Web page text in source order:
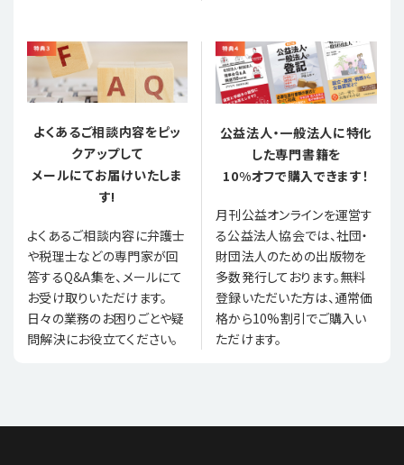
よくあるご相談内容をピッ
クアップして
メールにてお届けいたしま
す!
よくあるご相談内容に弁護士
や税理士などの専門家が回
答するQ&A集を、メールにて
お受け取りいただけます。
日々の業務のお困りごとや疑
問解決にお役立てください。
公益法人・一般法人に特化
した専門書籍を
10%オフで購入できます！
月刊公益オンラインを運営す
る公益法人協会では、社団・
財団法人のための出版物を
多数発行しております。無料
登録いただいた方は、通常価
格から10%割引でご購入い
ただけます。